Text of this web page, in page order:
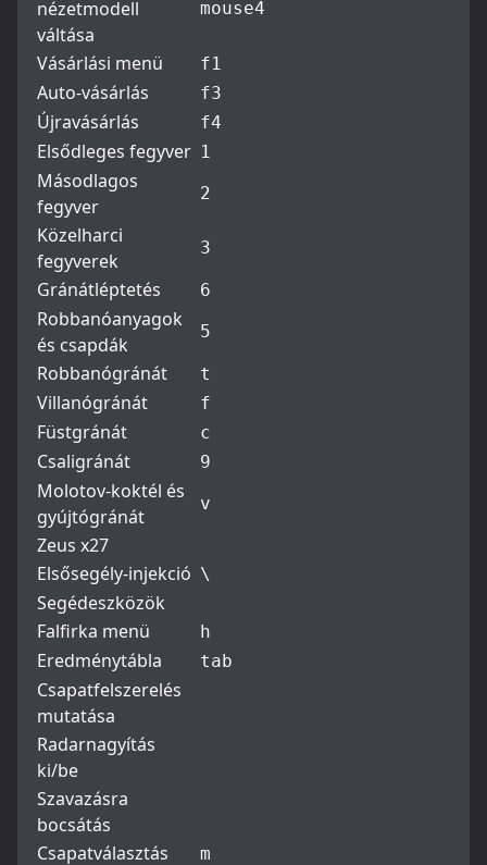
nézetmodell
váltása
mouse4
Vásárlási menü f1
Auto-vásárlás f3
Újravásárlás f4
Elsődleges fegyver 1
Másodlagos
fegyver
2
Közelharci
fegyverek
3
Gránátléptetés 6
Robbanóanyagok
és csapdák
5
Robbanógránát t
Villanógránát f
Füstgránát c
Csaligránát 9
Molotov-koktél és
gyújtógránát
v
Zeus x27
Elsősegély-injekció \
Segédeszközök
Falfirka menü
h
Eredménytábla tab
Csapatfelszerelés
mutatása
Radarnagyítás
ki/be
Szavazásra
bocsátás
Csapatválasztás
m